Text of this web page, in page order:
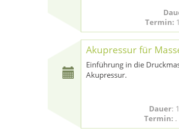
Termin:
Akupressur für
Einführung in die
Akupressur.
Dauer:
Termin: